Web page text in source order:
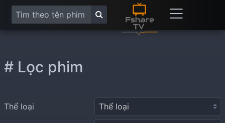
# Lọc phim
Thể loại